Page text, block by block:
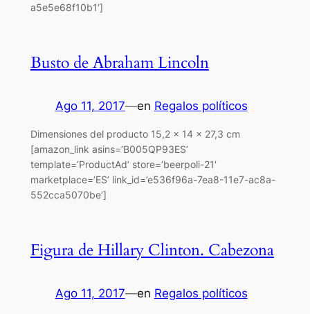
a5e5e68f10b1′]
Busto de Abraham Lincoln
Ago 11, 2017—en Regalos políticos
Dimensiones del producto 15,2 x 14 x 27,3 cm
[amazon_link asins=’B005QP93ES’
template=’ProductAd’ store=’beerpoli-21′
marketplace=’ES’ link_id=’e536f96a-7ea8-11e7-ac8a-
552cca5070be’]
Figura de Hillary Clinton. Cabezona
Ago 11, 2017—en Regalos políticos